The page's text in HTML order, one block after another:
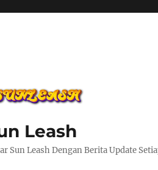
Leash
Sun Leash Dengan Berita Update